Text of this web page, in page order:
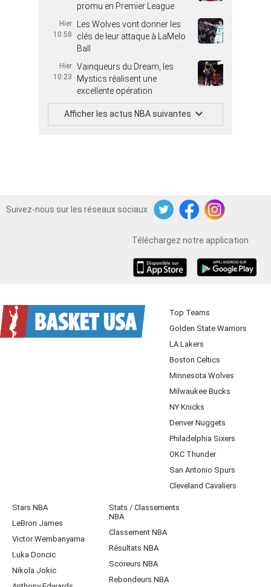
promu en Premier League
Hier
10:58
Les Wolves vont donner les
clés de leur attaque à LaMelo
Ball
Hier
10:23
Vainqueurs du Dream, les
Mystics réalisent une
excellente opération
Afficher les actus NBA suivantes
Suivez-nous sur les réseaux sociaux
TwitterFacebookInstagram
Téléchargez notre application
Top Teams
Golden State Warriors
LA Lakers
Boston Celtics
Minnesota Wolves
Milwaukee Bucks
NY Knicks
Denver Nuggets
Philadelphia Sixers
OKC Thunder
San Antonio Spurs
Cleveland Cavaliers
Stars NBA
LeBron James
Victor Wembanyama
Luka Doncic
Nikola Jokic
Stats / Classements
NBA
Classement NBA
Résultats NBA
Scoreurs NBA
Rebondeurs NBA